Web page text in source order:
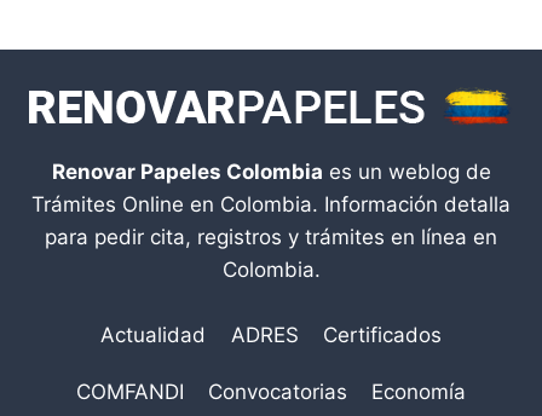
Renovar Papeles Colombia es un weblog de
Trámites Online en Colombia. Información detalla
para pedir cita, registros y trámites en línea en
Colombia.
Actualidad ADRES Certificados
COMFANDI Convocatorias Economía